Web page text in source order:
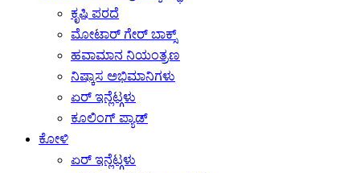
ಕೃಷಿ ಪರದೆ
ಮೋಟಾರ್ ಗೇರ್ ಬಾಕ್ಸ್
ಹವಾಮಾನ ನಿಯಂತ್ರಣ
ನಿಷ್ಕಾಸ ಅಭಿಮಾನಿಗಳು
ಏರ್ ಇನ್ಲೆಟ್ಗಳು
ಕೂಲಿಂಗ್ ಪ್ಯಾಡ್
ಕೋಳಿ
ಏರ್ ಇನ್ಲೆಟ್ಗಳು